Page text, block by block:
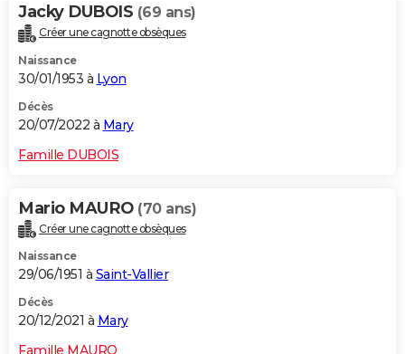
Jacky DUBOIS (69 ans)
Créer une cagnotte obsèques
Naissance
30/01/1953 à Lyon
Décès
20/07/2022 à Mary
Famille DUBOIS
Mario MAURO (70 ans)
Créer une cagnotte obsèques
Naissance
29/06/1951 à Saint-Vallier
Décès
20/12/2021 à Mary